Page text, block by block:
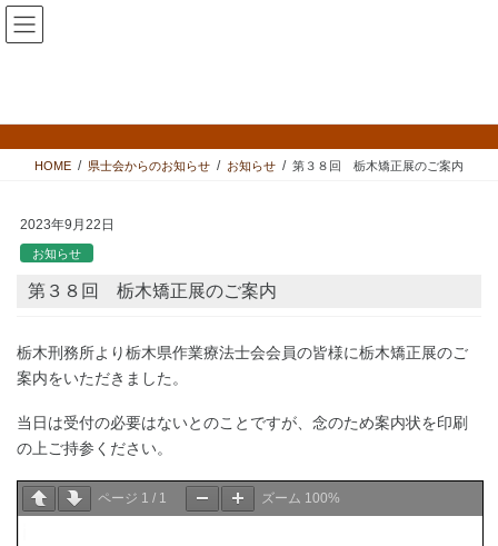
コ
ン
へ
ス
ナ
ビ
ョ
ン
HOME 県士会からのお知らせ お知らせ 第３８回 栃木矯正展のご案内
2023年9月22日
お知らせ
第３８回 栃木矯正展のご案内
栃木刑務所より栃木県作業療法士会会員の皆様に栃木矯正展のご
案内をいただきました。
当日は受付の必要はないとのことですが、念のため案内状を印刷
の上ご持参ください。
ページ 1 / 1 ズーム 100%